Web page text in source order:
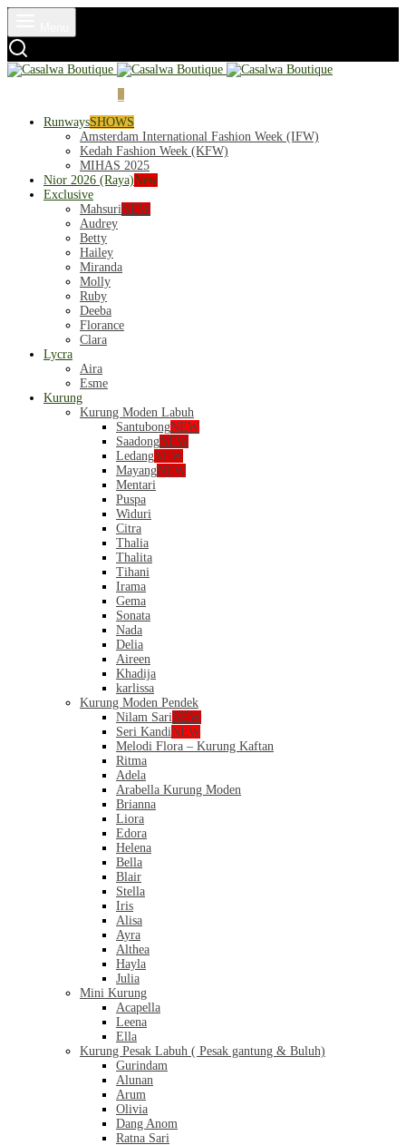
RunwaysSHOWS
Amsterdam International Fashion Week (IFW)
Kedah Fashion Week (KFW)
MIHAS 2025
Nior 2026 (Raya)New
Exclusive
MahsuriNEW
Audrey
Betty
Hailey
Miranda
Molly
Ruby
Deeba
Florance
Clara
Lycra
Aira
Esme
Kurung
Kurung Moden Labuh
SantubongNEW
SaadongNEW
LedangNEW
MayangNEW
Mentari
Puspa
Widuri
Citra
Thalia
Thalita
Tihani
Irama
Gema
Sonata
Nada
Delia
Aireen
Khadija
karlissa
Kurung Moden Pendek
Nilam SariNEW
Seri KandiNEW
Melodi Flora – Kurung Kaftan
Ritma
Adela
Arabella Kurung Moden
Brianna
Liora
Edora
Helena
Bella
Blair
Stella
Iris
Alisa
Ayra
Althea
Hayla
Julia
Mini Kurung
Acapella
Leena
Ella
Kurung Pesak Labuh ( Pesak gantung & Buluh)
Gurindam
Alunan
Arum
Olivia
Dang Anom
Ratna Sari